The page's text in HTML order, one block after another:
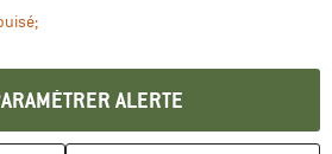
Le lien s'ouvre dans une boîte
ALERTE